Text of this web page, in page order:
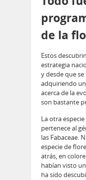
de la
Estos
estrategia
y desde que
adquiriendo
acerca de la
son bastante
La otra
pertenece al
las Fabaceae.
especie de
atrás, en
habían visto
ha sido